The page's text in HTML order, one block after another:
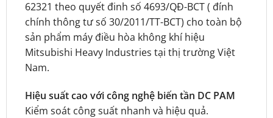
62321 theo quyết đinh số 4693/QĐ-BCT ( đính
chính thông tư số 30/2011/TT-BCT) cho toàn bộ
sản phẩm máy điều hòa không khí hiệu
Mitsubishi Heavy Industries tại thị trường Việt
Nam.
Hiệu suất cao với công nghệ biến tần DC PAM
Kiểm soát công suất nhanh và hiệu quả.